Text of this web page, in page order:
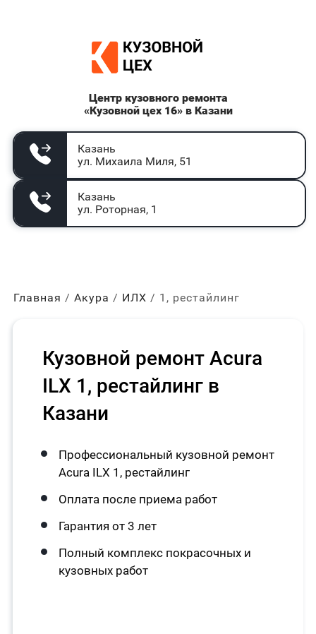
Центр кузовного ремонта
«Кузовной цех 16» в Казани
Казань
ул. Михаила Миля, 51
Казань
ул. Роторная, 1
Главная Акура ИЛХ 1, рестайлинг
Кузовной ремонт Acura
ILX 1, рестайлинг в
Казани
Профессиональный кузовной ремонт
Acura ILX 1, рестайлинг
Оплата после приема работ
Гарантия от 3 лет
Полный комплекс покрасочных и
кузовных работ